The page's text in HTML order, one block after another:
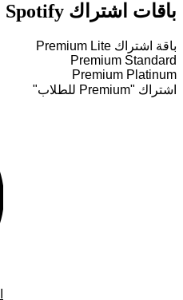
باقات اشتراك Spotify
باقة اشتراك Premium Lite
Premium Standard
Premium Platinum
اشتراك "Premium للطلاب"